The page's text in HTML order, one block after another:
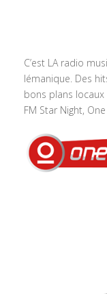
C’est LA radio
lémanique. Des
bons plans
FM Star Night,